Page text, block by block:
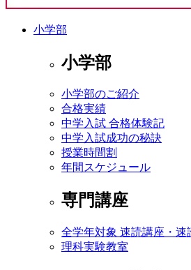
小学部
小学部
小学部のご紹介
合格実績
中学入試 合格体験記
中学入試成功の秘訣
授業時間割
年間スケジュール
専門講座
全学年対象 速読講座・速
理科実験教室